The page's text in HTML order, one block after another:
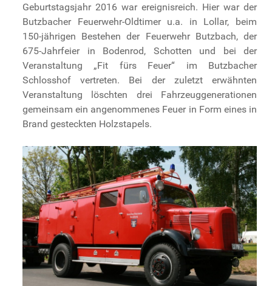
Geburtstagsjahr 2016 war ereignisreich. Hier war der
Butzbacher Feuerwehr-Oldtimer u.a. in Lollar, beim
150-jährigen Bestehen der Feuerwehr Butzbach, der
675-Jahrfeier in Bodenrod, Schotten und bei der
Veranstaltung „Fit fürs Feuer“ im Butzbacher
Schlosshof vertreten. Bei der zuletzt erwähnten
Veranstaltung löschten drei Fahrzeuggenerationen
gemeinsam ein angenommenes Feuer in Form eines in
Brand gesteckten Holzstapels.